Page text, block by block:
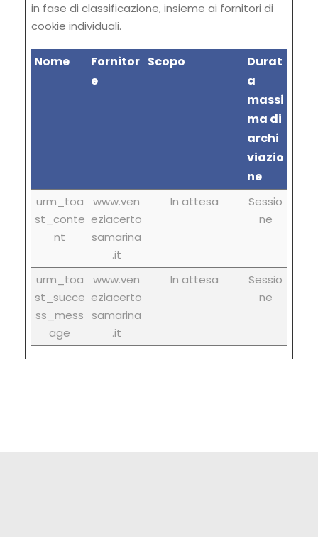
in fase di classificazione, insieme ai fornitori di
cookie individuali.
Nome
Fornitor
e
Scopo
Durat
a
massi
ma di
archi
viazio
ne
urm_toa
st_conte
nt
www.ven
eziacerto
samarina
.it
In attesa
Sessio
ne
urm_toa
st_succe
ss_mess
age
www.ven
eziacerto
samarina
.it
In attesa
Sessio
ne